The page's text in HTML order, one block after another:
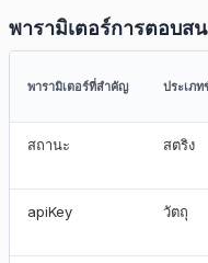
พารามิเตอร์การตอบส
พารามิเตอร์ที่สำคัญ ประเภ
สถานะ สตริง
apiKey วัตถุ